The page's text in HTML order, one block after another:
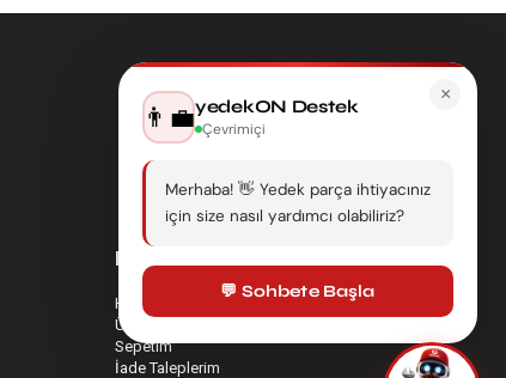
Hesabım
Hesabım
Üyelik Bilgilerim
Sepetim
İade Taleplerim
×
👨‍💼yedekON Destek
Çevrimiçi
Merhaba! 👋 Yedek parça ihtiyacınız
için size nasıl yardımcı olabiliriz?
💬 Sohbete Başla